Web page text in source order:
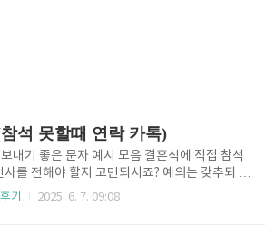
석 못할때 연락 카톡)
내기 좋은 문자 예시 모음 결혼식에 직접 참석
를 전해야 할지 고민되시죠? 예의는 갖추되 부
달되는 문자가 중요합니다. 이 글에서는 결혼
기 2025. 6. 7. 09:08